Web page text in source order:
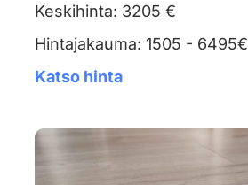
Keskihinta: 3205 €
Hintajakauma: 1505 - 6495€
Katso hinta